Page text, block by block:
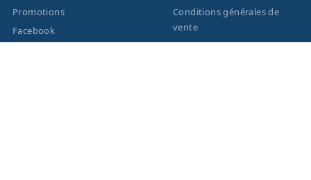
Promotions
Facebook
Conditions générales de
vente
Eco-Participation